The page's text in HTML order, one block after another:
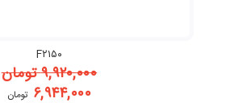
F۲۱۵۰
۹,۹۲۰,۰۰۰تومان
۶,۹۴۴,۰۰۰ تومان